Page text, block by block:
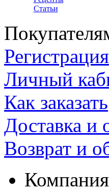
Статьи
Регистрация
Личный
Как заказать
Доставка и
Возврат и
Компания